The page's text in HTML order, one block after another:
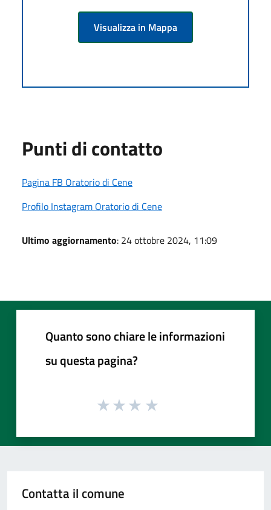
Visualizza in Mappa
Punti di contatto
Pagina FB Oratorio di Cene
Profilo Instagram Oratorio di Cene
Ultimo aggiornamento: 24 ottobre 2024, 11:09
Quanto sono chiare le informazioni
su questa pagina?
Contatta il comune